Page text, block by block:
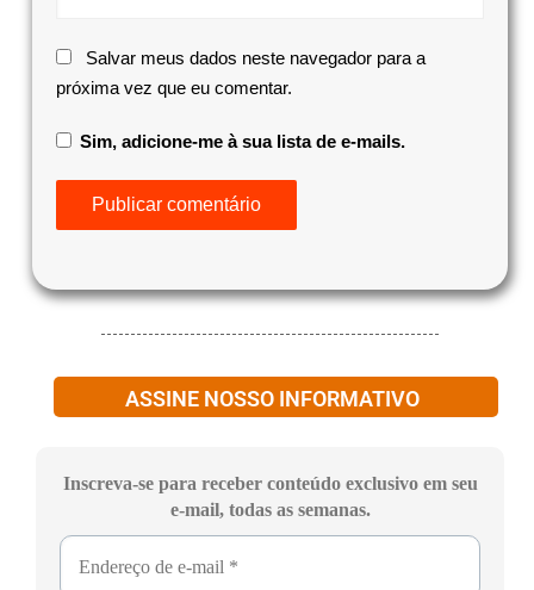
Salvar meus dados neste navegador para a
próxima vez que eu comentar.
Sim, adicione-me à sua lista de e-mails.
ASSINE NOSSO INFORMATIVO
Inscreva-se para receber conteúdo exclusivo em seu
e-mail, todas as semanas.